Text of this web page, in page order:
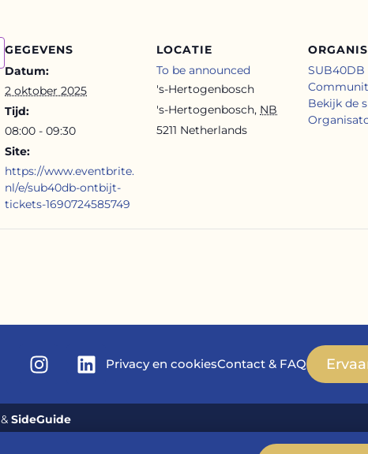
GEGEVENS
Datum:
2 oktober 2025
Tijd:
08:00 - 09:30
Site:
https://www.eventbrite.
nl/e/sub40db-ontbijt-
tickets-1690724585749
LOCATIE
To be announced
's-Hertogenbosch
's-Hertogenbosch, NB
5211 Netherlands
SUB40DB
Bekijk de
Privacy en cookiesContact & FAQ
& SideGuide